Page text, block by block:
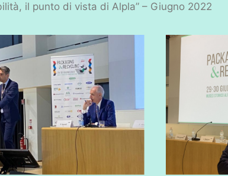
il punto di vista di Alpla” – Giugno 2022